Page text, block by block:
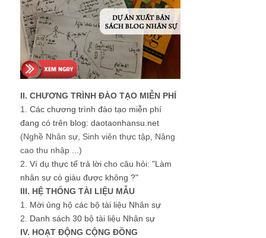
II. CHƯƠNG TRÌNH ĐÀO TẠO MIỄN PHÍ
1. Các chương trình đào tạo miễn phí
đang có trên blog: daotaonhansu.net
(Nghề Nhân sự, Sinh viên thực tập, Nâng
cao thu nhập ...)
2. Ví dụ thực tế trả lời cho câu hỏi: "Làm
nhân sự có giàu được không ?"
III. HỆ THỐNG TÀI LIỆU MẪU
1. Mời ủng hộ các bộ tài liệu Nhân sự
2. Danh sách 30 bộ tài liệu Nhân sự
IV. HOẠT ĐỘNG CỘNG ĐỒNG